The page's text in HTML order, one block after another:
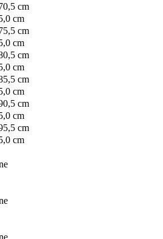
cm
cm
cm
cm
cm
cm
cm
cm
cm
cm
cm
cm